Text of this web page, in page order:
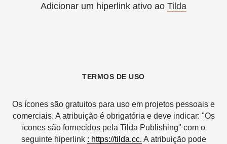
Adicionar um hiperlink ativo ao Tilda
TERMOS DE USO
Os ícones são gratuitos para uso em projetos pessoais e
comerciais. A atribuição é obrigatória e deve indicar: "Os
ícones são fornecidos pela Tilda Publishing" com o
seguinte hiperlink : https://tilda.cc. A atribuição pode